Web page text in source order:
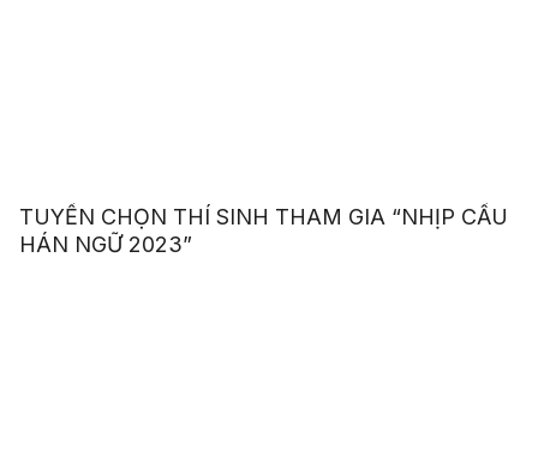
TUYỂN CHỌN THÍ SINH THAM GIA “NHỊP CẦU
HÁN NGỮ 2023”